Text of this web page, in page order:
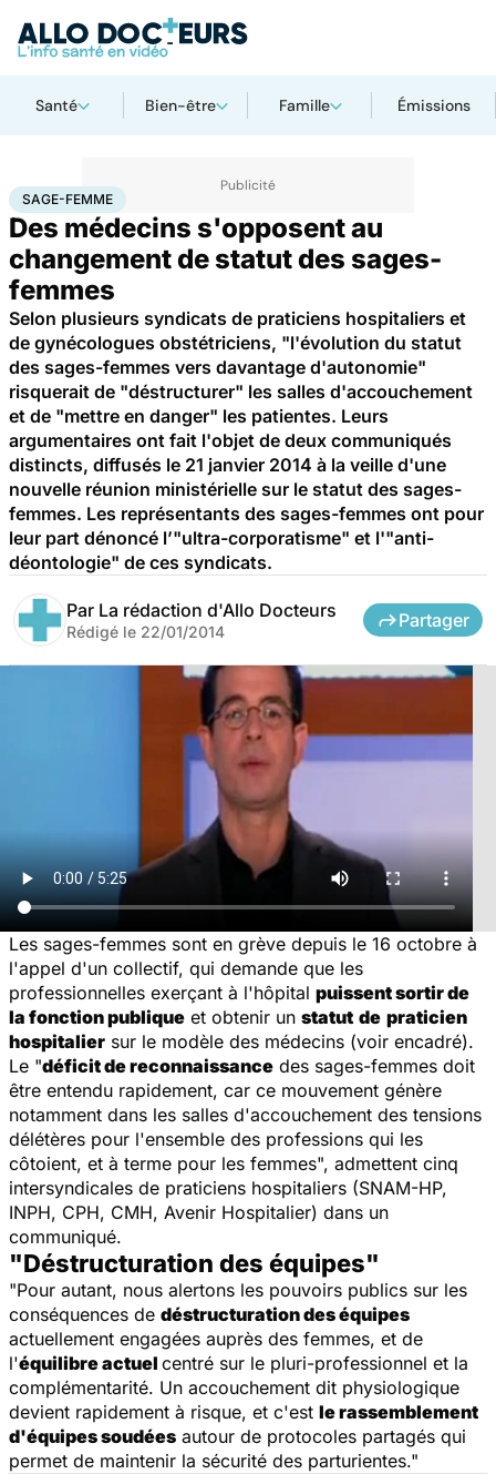
Santé Bien-être Famille Émissions
AccueilFamilleGrossesse Sage-femme
SAGE-FEMME
Des médecins s'opposent au
changement de statut des sages-
femmes
Selon plusieurs syndicats de praticiens hospitaliers et
de gynécologues obstétriciens, "l'évolution du statut
des sages-femmes vers davantage d'autonomie"
risquerait de "déstructurer" les salles d'accouchement
et de "mettre en danger" les patientes. Leurs
argumentaires ont fait l'objet de deux communiqués
distincts, diffusés le 21 janvier 2014 à la veille d'une
nouvelle réunion ministérielle sur le statut des sages-
femmes. Les représentants des sages-femmes ont pour
leur part dénoncé l’"ultra-corporatisme" et l'"anti-
déontologie" de ces syndicats.
Par La rédaction d'Allo Docteurs
Rédigé le 22/01/2014
Partager
Les sages-femmes sont en grève depuis le 16 octobre à
l'appel d'un collectif, qui demande que les
professionnelles exerçant à l'hôpital puissent sortir de
la fonction publique et obtenir un statut de praticien
hospitalier sur le modèle des médecins (voir encadré).
Le "déficit de reconnaissance des sages-femmes doit
être entendu rapidement, car ce mouvement génère
notamment dans les salles d'accouchement des tensions
délétères pour l'ensemble des professions qui les
côtoient, et à terme pour les femmes", admettent cinq
intersyndicales de praticiens hospitaliers (SNAM-HP,
INPH, CPH, CMH, Avenir Hospitalier) dans un
communiqué.
"Déstructuration des équipes"
"Pour autant, nous alertons les pouvoirs publics sur les
conséquences de déstructuration des équipes
actuellement engagées auprès des femmes, et de
l'équilibre actuel centré sur le pluri-professionnel et la
complémentarité. Un accouchement dit physiologique
devient rapidement à risque, et c'est le rassemblement
d'équipes soudées autour de protocoles partagés qui
permet de maintenir la sécurité des parturientes."